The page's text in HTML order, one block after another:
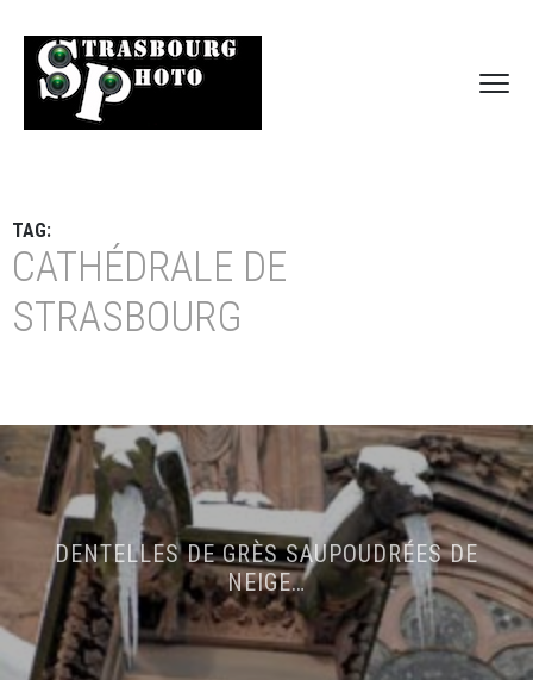
TAG:
CATHÉDRALE DE
STRASBOURG
DENTELLES DE GRÈS SAUPOUDRÉES DE
NEIGE…